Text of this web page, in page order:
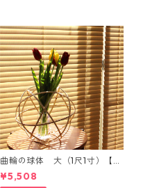
曲輪の球体 大（1尺1寸）【エ
ンブレムオブジェ発売記念・
限定特別価格】
¥5,508